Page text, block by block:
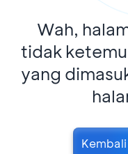
Wah,
tidak
yang